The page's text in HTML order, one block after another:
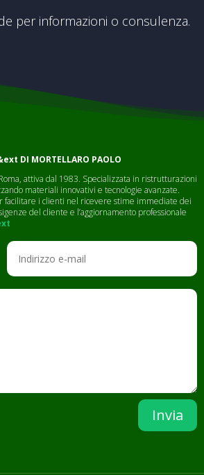
per informazioni o consulenza.
DI MORTELLARO PAOLO
attiva dal 1983. Specializzata in ristrutturazioni
materiali innovativi e tecnologie avanzate.
facilitare i clienti nel ricevere stime immediate dei
del cliente e l’aggiornamento professionale
Invia